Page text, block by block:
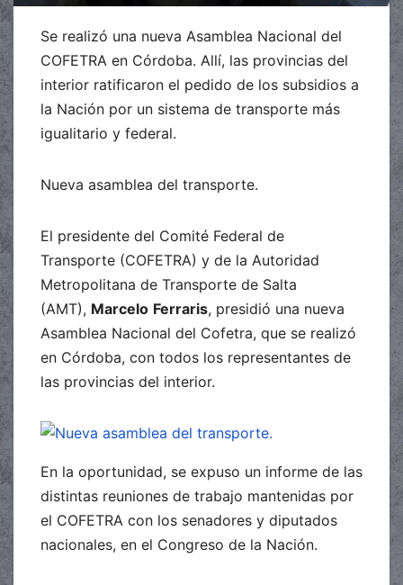
Se realizó una nueva Asamblea Nacional del
COFETRA en Córdoba. Allí, las provincias del
interior ratificaron el pedido de los subsidios a
la Nación por un sistema de transporte más
igualitario y federal.
Nueva asamblea del transporte.
El presidente del Comité Federal de
Transporte (COFETRA) y de la Autoridad
Metropolitana de Transporte de Salta
(AMT), Marcelo Ferraris, presidió una nueva
Asamblea Nacional del Cofetra, que se realizó
en Córdoba, con todos los representantes de
las provincias del interior.
En la oportunidad, se expuso un informe de las
distintas reuniones de trabajo mantenidas por
el COFETRA con los senadores y diputados
nacionales, en el Congreso de la Nación.